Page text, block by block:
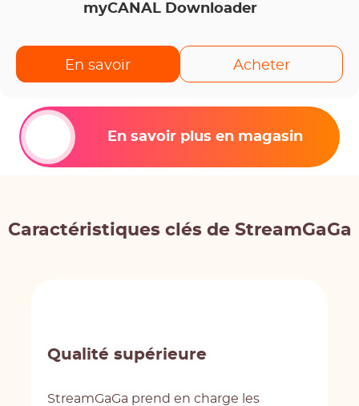
myCANAL Downloader
En savoir Acheter
En savoir plus en magasin
Caractéristiques clés de StreamGaGa
Qualité supérieure
StreamGaGa prend en charge les